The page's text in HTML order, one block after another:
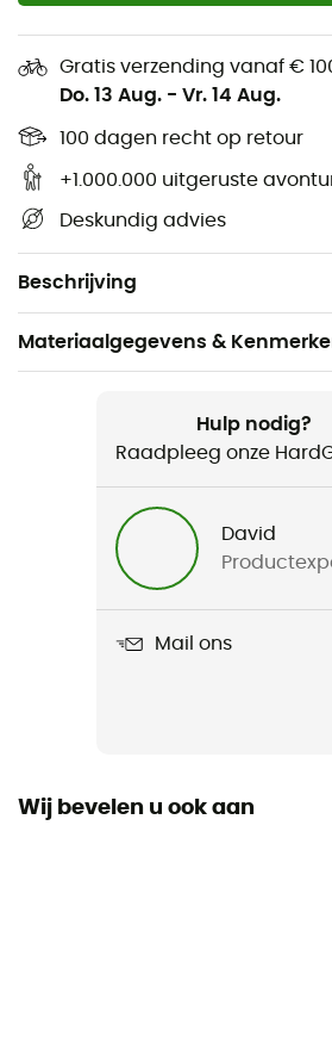
Gratis verzending vanaf €
Do. 13 Aug. - Vr. 14 Aug.
100 dagen recht op retour
+1.000.000 uitgeruste
Deskundig advies
Beschrijving
Hoogte: 130 cm
2 plaatsen
Geleverd met een
Fijn gaas: 80 gaten / cm2
Zachte multifilament
Gewicht: 350 g
Materiaalgegevens &
Wandelen / Reizen / Kamperen
Double Pyramid Net
Gevouwen lengte
aantal plaatsen
Hulp nodig?
Raadpleeg onze
David
Mail ons
Wij bevelen u ook aan